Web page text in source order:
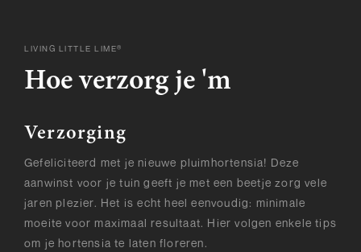
LIVING LITTLE LIME®
Hoe verzorg je 'm
Verzorging
Gefeliciteerd met je nieuwe pluimhortensia! Deze
aanwinst voor je tuin geeft je met een beetje zorg vele
jaren plezier. Het is echt heel eenvoudig: minimale
moeite voor maximaal resultaat. Hier volgen enkele tips
om je hortensia te laten floreren.